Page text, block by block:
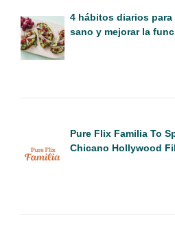
4 hábitos diarios para
sano y mejorar la
Pure Flix Familia To
Chicano Hollywood